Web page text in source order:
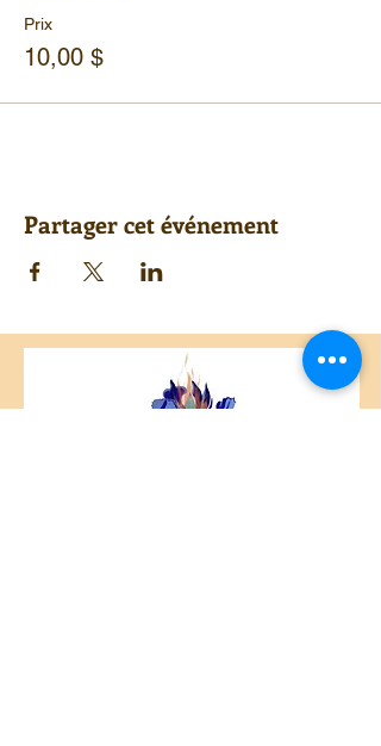
Prix
10,00 $
Partager cet événement